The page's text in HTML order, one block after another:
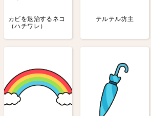
カビを退治するネコ
（ハチワレ）
テルテル坊主